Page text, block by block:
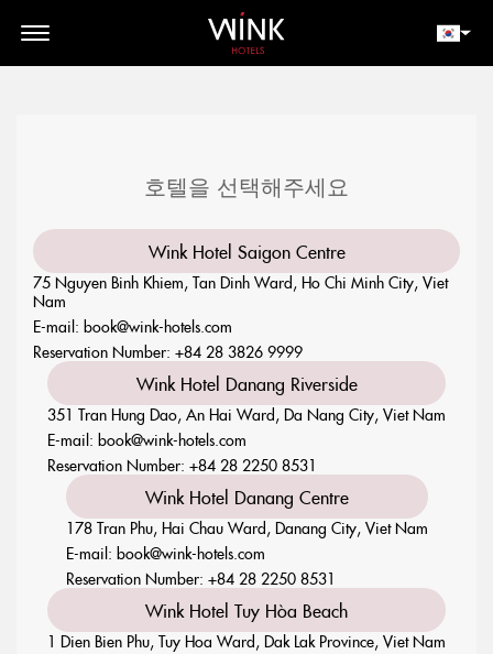
// toolbar-mobile position-fixed bottom-0 left-0 z-30 w-full
d-block d-lg-none
호텔을 선택해주세요
Wink Hotel Saigon Centre
75 Nguyen Binh Khiem, Tan Dinh Ward, Ho Chi Minh City, Viet
Nam
E-mail: book@wink-hotels.com
Reservation Number: +84 28 3826 9999
Wink Hotel Danang Riverside
351 Tran Hung Dao, An Hai Ward, Da Nang City, Viet Nam
E-mail: book@wink-hotels.com
Reservation Number: +84 28 2250 8531
Wink Hotel Danang Centre
178 Tran Phu, Hai Chau Ward, Danang City, Viet Nam
E-mail: book@wink-hotels.com
Reservation Number: +84 28 2250 8531
Wink Hotel Tuy Hòa Beach
1 Dien Bien Phu, Tuy Hoa Ward, Dak Lak Province, Viet Nam